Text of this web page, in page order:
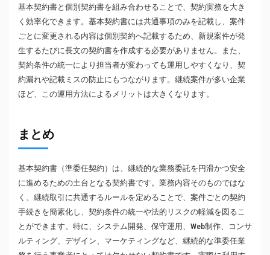
基本契約書と個別契約書を組み合わせることで、契約実務を大き
く効率化できます。基本契約書には共通事項のみを記載し、案件
ごとに変更される内容は個別契約へ記載するため、新規案件が発
生するたびに長文の契約書を作成する必要がありません。また、
契約条件の統一により担当者が変わっても運用しやすくなり、契
約漏れや記載ミスの防止にもつながります。継続案件が多い企業
ほど、この運用方法によるメリットは大きくなります。
まとめ
基本契約書（準委任契約）は、継続的な業務委託を円滑かつ安全
に進めるための土台となる契約書です。業務内容そのものではな
く、継続取引に共通するルールを定めることで、案件ごとの契約
手続きを簡素化し、契約条件の統一や法的リスクの軽減を図るこ
とができます。特に、システム開発、保守運用、Web制作、コンサ
ルティング、デザイン、マーケティングなど、継続的な準委任業